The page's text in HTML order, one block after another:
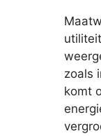
zoals
komt